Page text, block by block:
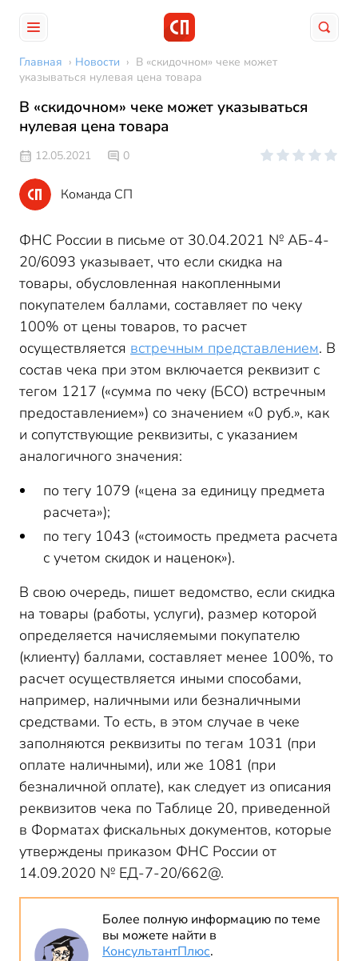
Главная › Новости › В «скидочном» чеке может
указываться нулевая цена товара
В «скидочном» чеке может указываться
нулевая цена товара
12.05.2021 0
Команда СП
ФНС России в письме от 30.04.2021 № АБ-4-
20/6093 указывает, что если скидка на
товары, обусловленная накопленными
покупателем баллами, составляет по чеку
100% от цены товаров, то расчет
осуществляется встречным представлением. В
состав чека при этом включается реквизит с
тегом 1217 («сумма по чеку (БСО) встречным
предоставлением») со значением «0 руб.», как
и сопутствующие реквизиты, с указанием
аналогичного значения:
по тегу 1079 («цена за единицу предмета
расчета»);
по тегу 1043 («стоимость предмета расчета
с учетом скидок и наценок»).
В свою очередь, пишет ведомство, если скидка
на товары (работы, услуги), размер которой
определяется начисляемыми покупателю
(клиенту) баллами, составляет менее 100%, то
расчет осуществляется иными способами,
например, наличными или безналичными
средствами. То есть, в этом случае в чеке
заполняются реквизиты по тегам 1031 (при
оплате наличными), или же 1081 (при
безналичной оплате), как следует из описания
реквизитов чека по Таблице 20, приведенной
в Форматах фискальных документов, которые
утверждены приказом ФНС России от
14.09.2020 № ЕД-7-20/662@.
Более полную информацию по теме
вы можете найти в
КонсультантПлюс.